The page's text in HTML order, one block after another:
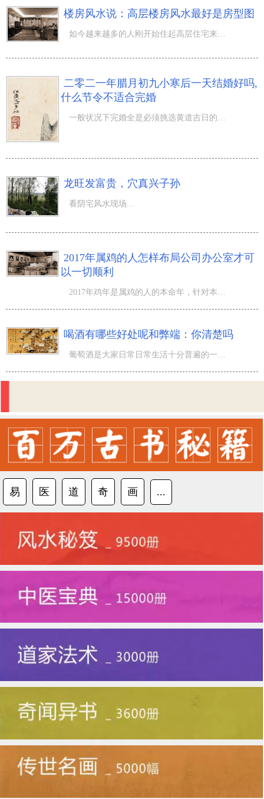
楼房风水说：高层楼房风水最好是房型图
二零二一年腊月初九小寒后一天结婚好吗,
什么节令不适合完婚
一般状况下完婚全是必须挑选黄道吉日的，由于完婚是关键事宜之一，那麼二零二一年腊月初九小寒后一天结婚好
龙旺发富贵，穴真兴子孙
看阴宅风水现场...
2017年属鸡的人怎样布局公司办公室才可
以一切顺利
2017年鸡年是属鸡的人的本命年，针对本命年拥有许多的岁月难题，及其本身必须留意的风水学难题。而公司办公
喝酒有哪些好处呢和弊端：你清楚吗
葡萄酒是大家日常日常生活十分普遍的一种健康饮品，特别是在聚会活动的情况下，很多人喜爱喝酒划拳。它不但
易 医 道 奇 画 ...